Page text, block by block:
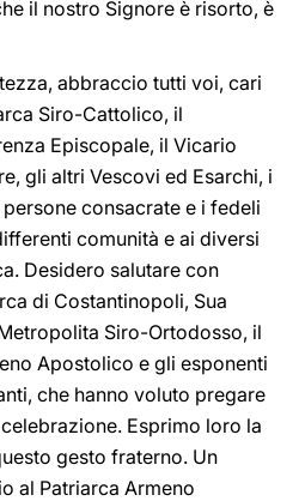
il nostro Signore è risorto, è
abbraccio tutti voi, cari
Siro-Cattolico, il
Episcopale, il Vicario
gli altri Vescovi ed Esarchi, i
consacrate e i fedeli
comunità e ai diversi
Desidero salutare con
di Costantinopoli, Sua
Siro-Ortodosso, il
Apostolico e gli esponenti
che hanno voluto pregare
Esprimo loro la
gesto fraterno. Un
al Patriarca Armeno